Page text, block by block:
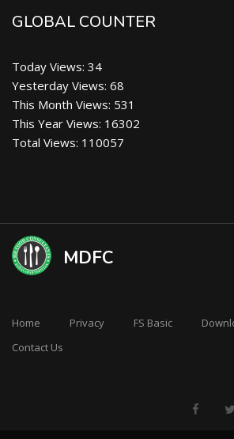
GLOBAL COUNTER
Today Views: 34
Yesterday Views: 68
This Month Views: 531
This Year Views: 16302
Total Views: 110057
MDFC
Home Privacy FS Basic
Contact Us